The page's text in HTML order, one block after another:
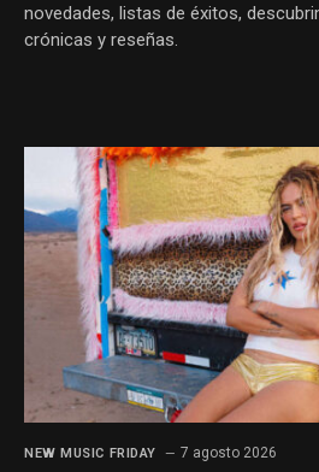
novedades, listas de éxitos,
crónicas y reseñas.
NEW MUSIC FRIDAY 7 agosto 2026